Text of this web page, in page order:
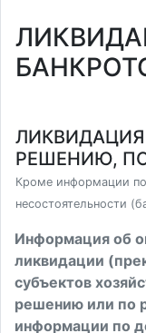
РЕШЕНИЮ,
Кроме информации
несостоятельности
Информация об
ликвидации
субъектов
решению или по
информации по